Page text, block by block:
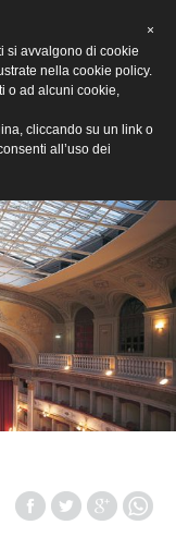
×
si avvalgono di cookie
nella cookie policy.
o ad alcuni cookie,
cliccando su un link o
all’uso dei